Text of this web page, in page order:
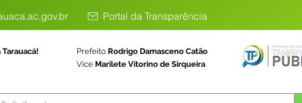
Portal da Transparência
Prefeito Rodrigo Damasceno Catão
Vice Marilete Vitorino de Sirqueira